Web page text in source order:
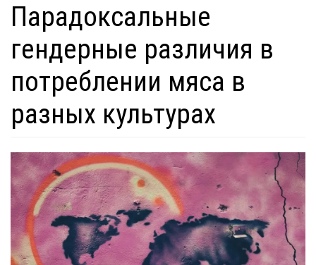
Парадоксальные
гендерные различия в
потреблении мяса в
разных культурах